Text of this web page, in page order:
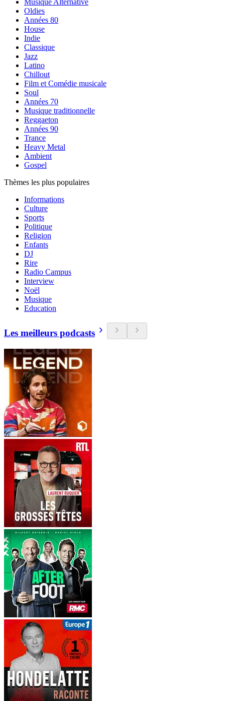
Musique Alternative
Oldies
Années 80
House
Indie
Classique
Jazz
Latino
Chillout
Film et Comédie musicale
Soul
Années 70
Musique traditionnelle
Reggaeton
Années 90
Trance
Heavy Metal
Ambient
Gospel
Thèmes les plus populaires
Informations
Culture
Sports
Politique
Religion
Enfants
DJ
Rire
Radio Campus
Interview
Noël
Musique
Education
Les meilleurs podcasts